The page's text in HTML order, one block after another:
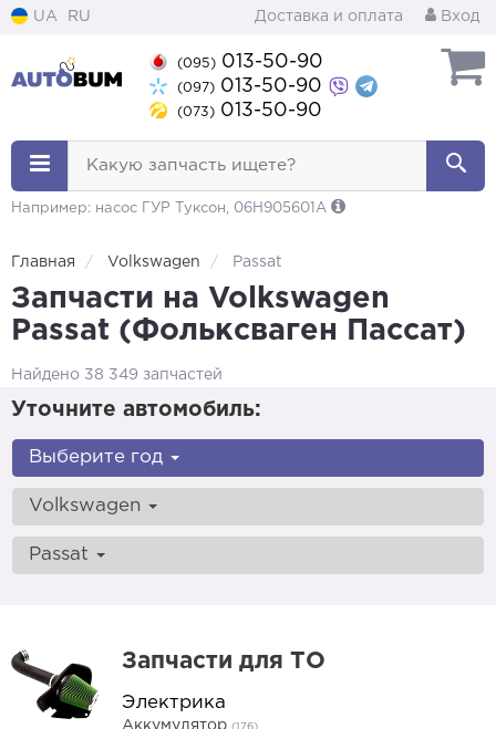
UA RU Доставка и оплата Вход
(095) 013-50-90
(097) 013-50-90
(073) 013-50-90
Какую запчасть ищете?
Например: насос ГУР Туксон, 06H905601A
Главная Volkswagen Passat
Запчасти на Volkswagen
Passat (Фольксваген Пассат)
Найдено 38 349 запчастей
Уточните автомобиль:
Выберите год
Volkswagen
Passat
Запчасти для ТО
Электрика
Аккумулятор